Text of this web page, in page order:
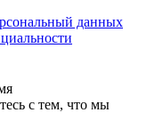
данных
с тем, что мы